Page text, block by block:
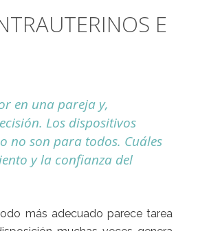
E
en una pareja y,
Los dispositivos
no son para todos. Cuáles
y la confianza del
más adecuado parece tarea